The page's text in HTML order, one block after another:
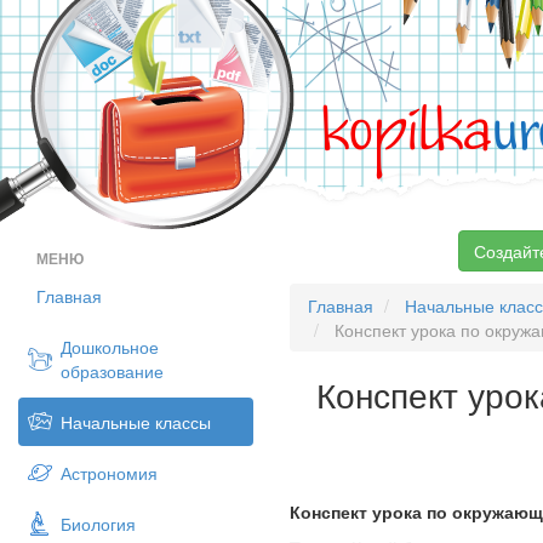
kopilka
МЕНЮ
Главная
Дошкольное
образование
Начальные классы
Астрономия
Биология
Главная Начальные
Конспект урока по
Конспект
Конспект урока по